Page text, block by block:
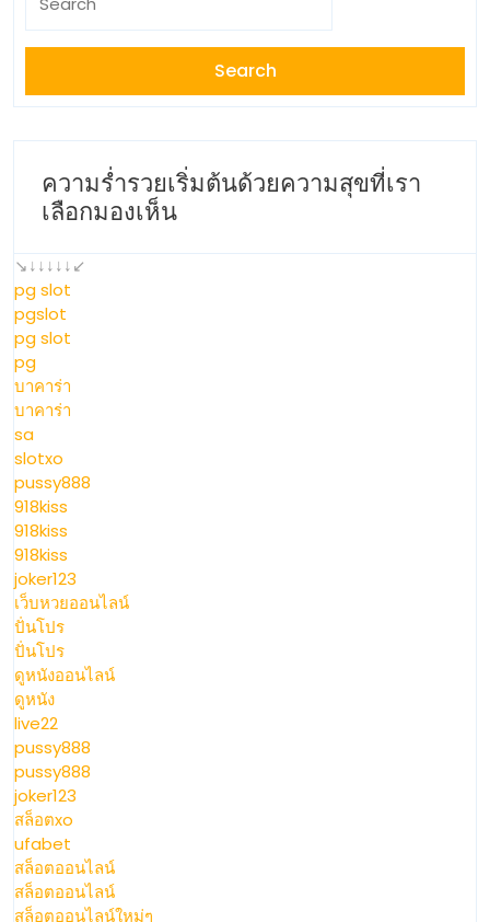
ดี
สู่
สังคม
ssru
กา
JUN
for:
ความร่ำรวยเริ่มต้นด้วยความสุขที่เรา
เลือกมองเห็น
↘↓↓↓↓↓↙
pg slot
pgslot
pg slot
pg
บาคาร่า
บาคาร่า
sa
slotxo
pussy888
918kiss
918kiss
918kiss
joker123
เว็บหวยออนไลน์
ปั่นโปร
ปั่นโปร
ดูหนังออนไลน์
ดูหนัง
live22
pussy888
pussy888
joker123
สล็อตxo
ufabet
สล็อตออนไลน์
สล็อตออนไลน์
สล็อตออนไลน์ใหม่ๆ